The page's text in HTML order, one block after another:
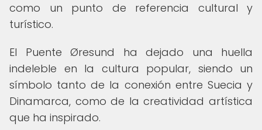
como un punto de referencia cultural y
turístico.
El Puente Øresund ha dejado una huella
indeleble en la cultura popular, siendo un
símbolo tanto de la conexión entre Suecia y
Dinamarca, como de la creatividad artística
que ha inspirado.